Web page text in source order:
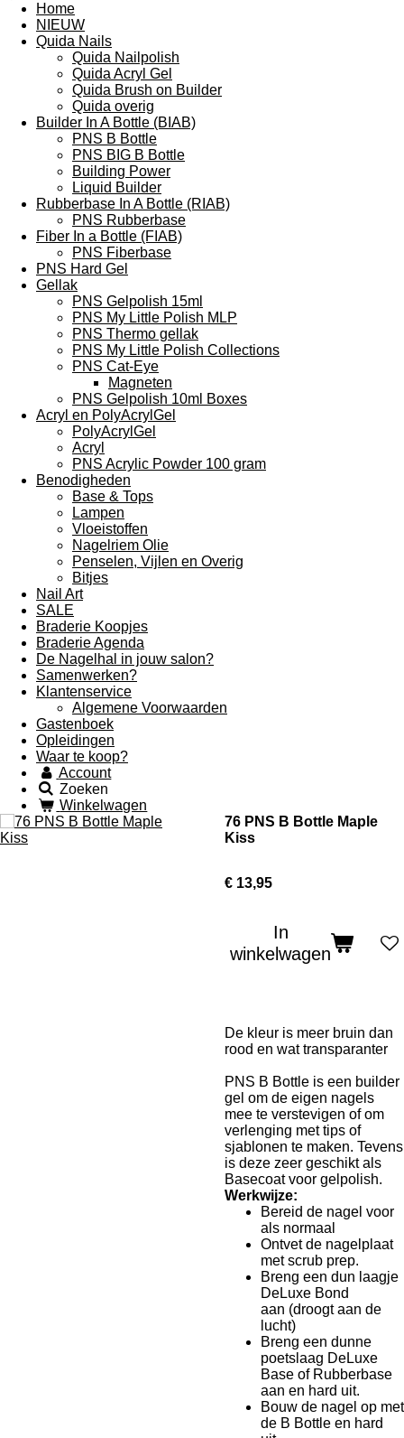
Home
NIEUW
Quida Nails
Quida Nailpolish
Quida Acryl Gel
Quida Brush on Builder
Quida overig
Builder In A Bottle (BIAB)
PNS B Bottle
PNS BIG B Bottle
Building Power
Liquid Builder
Rubberbase In A Bottle (RIAB)
PNS Rubberbase
Fiber In a Bottle (FIAB)
PNS Fiberbase
PNS Hard Gel
Gellak
PNS Gelpolish 15ml
PNS My Little Polish MLP
PNS Thermo gellak
PNS My Little Polish Collections
PNS Cat-Eye
Magneten
PNS Gelpolish 10ml Boxes
Acryl en PolyAcrylGel
PolyAcrylGel
Acryl
PNS Acrylic Powder 100 gram
Benodigheden
Base & Tops
Lampen
Vloeistoffen
Nagelriem Olie
Penselen, Vijlen en Overig
Bitjes
Nail Art
SALE
Braderie Koopjes
Braderie Agenda
De Nagelhal in jouw salon?
Samenwerken?
Klantenservice
Algemene Voorwaarden
Gastenboek
Opleidingen
Waar te koop?
Account
Zoeken
Winkelwagen
76 PNS B Bottle Maple
Kiss
€ 13,95
In
winkelwagen
De kleur is meer bruin dan
rood en wat transparanter
PNS B Bottle is een builder
gel om de eigen nagels
mee te verstevigen of om
verlenging met tips of
sjablonen te maken. Tevens
is deze zeer geschikt als
Basecoat voor gelpolish.
Werkwijze:
Bereid de nagel voor
als normaal
Ontvet de nagelplaat
met scrub prep.
Breng een dun laagje
DeLuxe Bond
aan (droogt aan de
lucht)
Breng een dunne
poetslaag DeLuxe
Base of Rubberbase
aan en hard uit.
Bouw de nagel op met
de B Bottle en hard